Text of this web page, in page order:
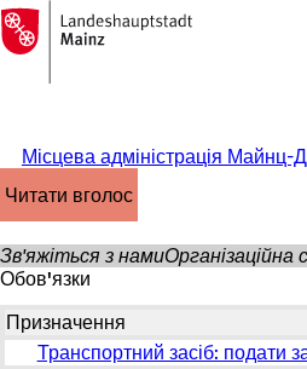
Перейти до змісту
На
головну
сторінку
Місцева адміністрація Майнц-
читати вголос
Зв'яжіться з намиОрганізаційна
Обов'язки
Призначення
Транспортний засіб: подати